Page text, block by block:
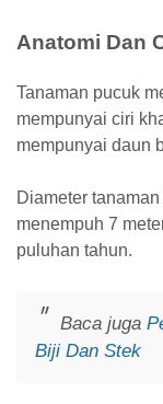
Anatomi Dan
Tanaman pucuk
mempunyai ciri
mempunyai daun
Diameter
menempuh 7
puluhan tahun.
Baca juga
Biji Dan Stek